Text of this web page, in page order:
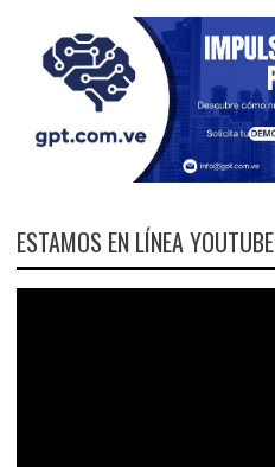
ESTAMOS EN LÍNEA YOUTUBE